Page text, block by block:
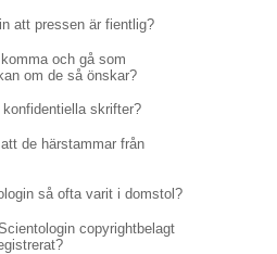
att pressen är fientlig?
och gå som
om de så önskar?
skrifter?
de härstammar från
så ofta varit i domstol?
copyrightbelagt